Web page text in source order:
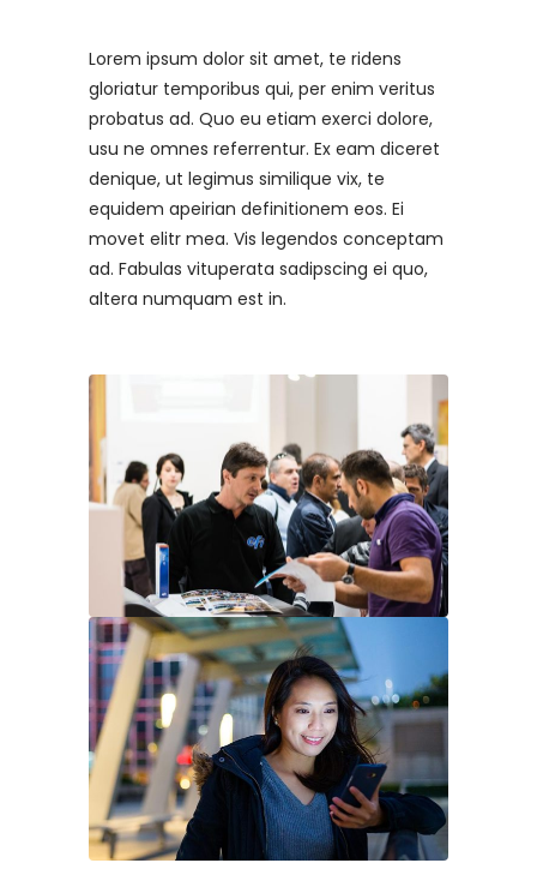
Lorem ipsum dolor sit amet, te ridens
gloriatur temporibus qui, per enim veritus
probatus ad. Quo eu etiam exerci dolore,
usu ne omnes referrentur. Ex eam diceret
denique, ut legimus similique vix, te
equidem apeirian definitionem eos. Ei
movet elitr mea. Vis legendos conceptam
ad. Fabulas vituperata sadipscing ei quo,
altera numquam est in.